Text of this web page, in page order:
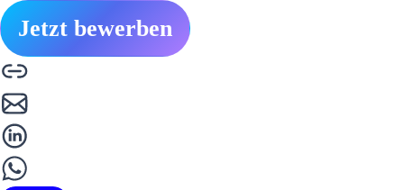
Jetzt bewerben